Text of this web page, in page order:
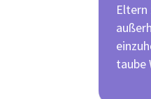
Eltern
taube